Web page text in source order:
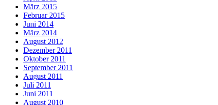
März 2015
Februar 2015
Juni 2014
März 2014
August 2012
Dezember 2011
Oktober 2011
September 2011
August 2011
Juli 2011
Juni 2011
August 2010